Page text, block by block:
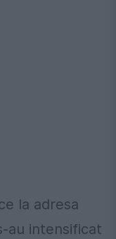
la adresa
au intensificat